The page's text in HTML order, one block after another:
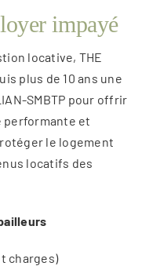
La carte
loyer impayé
locative, THE
plus de 10 ans une
SMBTP pour offrir
performante et
le logement
locatifs des
charges)